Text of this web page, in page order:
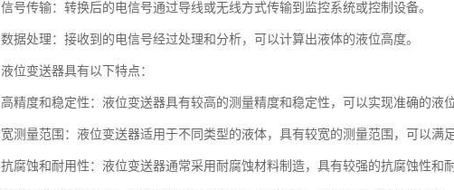
信号传输：转换后的电信号通过导线或无线方式传输到监控系统或控制设备。
数据处理：接收到的电信号经过处理和分析，可以计算出液体的液位高度。
液位变送器具有以下特点：
高精度和稳定性：液位变送器具有较高的测量精度和稳定性，可以实现准确的液
宽测量范围：液位变送器适用于不同类型的液体，具有较宽的测量范围，可以满
抗腐蚀和耐用性：液位变送器通常采用耐腐蚀材料制造，具有较强的抗腐蚀性和